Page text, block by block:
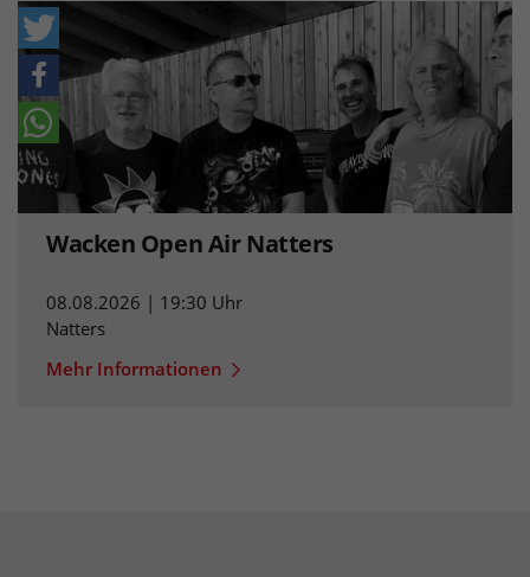
Wacken Open Air Natters
08.08.2026 | 19:30 Uhr
Natters
Mehr Informationen